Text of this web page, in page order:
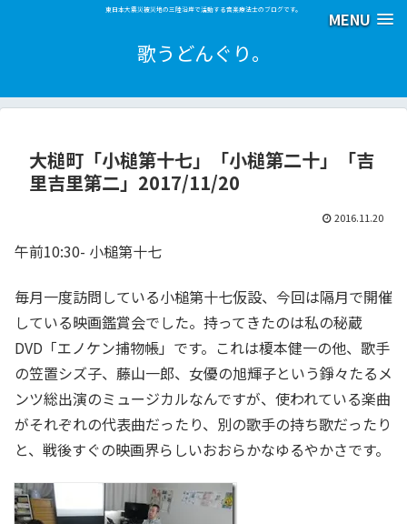
MENU
東日本大震災被災地の三陸沿岸で活動する音楽療法士のブログです。
歌うどんぐり。
大槌町「小槌第十七」「小槌第二十」「吉
里吉里第二」2017/11/20
2016.11.20
午前10:30- 小槌第十七
毎月一度訪問している小槌第十七仮設、今回は隔月で開催
している映画鑑賞会でした。持ってきたのは私の秘蔵
DVD「エノケン捕物帳」です。これは榎本健一の他、歌手
の笠置シズ子、藤山一郎、女優の旭輝子という錚々たるメ
ンツ総出演のミュージカルなんですが、使われている楽曲
がそれぞれの代表曲だったり、別の歌手の持ち歌だったり
と、戦後すぐの映画界らしいおおらかなゆるやかさです。